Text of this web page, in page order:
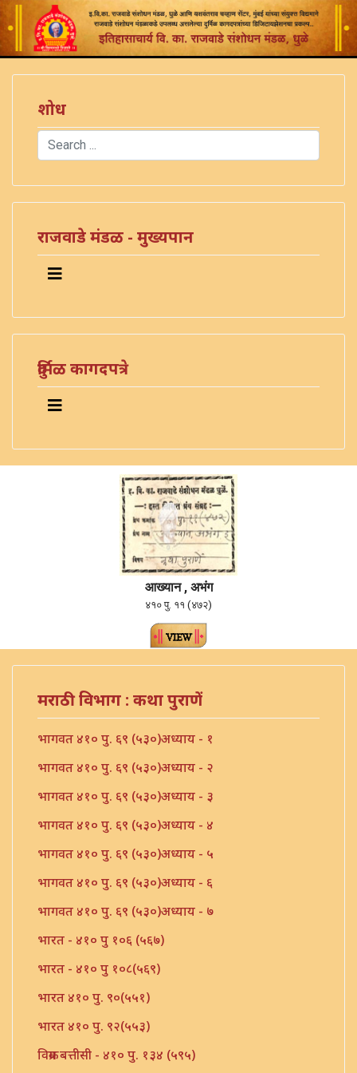
शोध
Search
राजवाडे मंडळ - मुख्यपान
दुर्मिळ कागदपत्रे
आख्यान , अभंग
४१० पु. ११ (४७२)
मराठी विभाग : कथा पुराणें
भागवत ४१० पु. ६९ (५३०)अध्याय - १
भागवत ४१० पु. ६९ (५३०)अध्याय - २
भागवत ४१० पु. ६९ (५३०)अध्याय - ३
भागवत ४१० पु. ६९ (५३०)अध्याय - ४
भागवत ४१० पु. ६९ (५३०)अध्याय - ५
भागवत ४१० पु. ६९ (५३०)अध्याय - ६
भागवत ४१० पु. ६९ (५३०)अध्याय - ७
भारत - ४१० पु १०६ (५६७)
भारत - ४१० पु १०८(५६९)
भारत ४१० पु. ९०(५५१)
भारत ४१० पु. ९२(५५३)
विक्रम बत्तीसी - ४१० पु. १३४ (५९५)